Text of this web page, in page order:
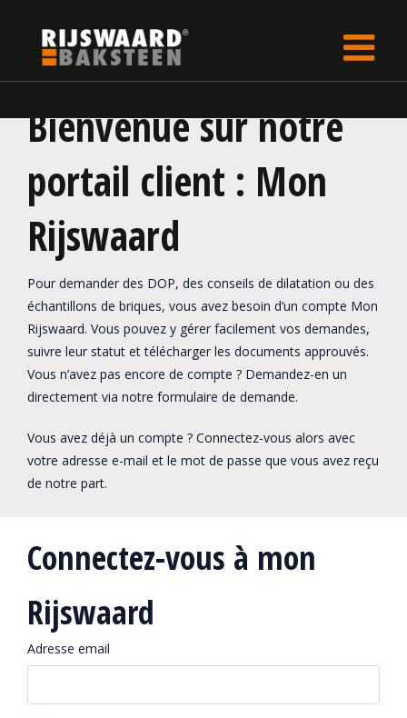
Bienvenue sur notre
portail client : Mon
Rijswaard
Pour demander des DOP, des conseils de dilatation ou des
échantillons de briques, vous avez besoin d’un compte Mon
Rijswaard. Vous pouvez y gérer facilement vos demandes,
suivre leur statut et télécharger les documents approuvés.
Vous n’avez pas encore de compte ? Demandez-en un
directement via notre formulaire de demande.
Vous avez déjà un compte ? Connectez-vous alors avec
votre adresse e-mail et le mot de passe que vous avez reçu
de notre part.
Connectez-vous à mon
Rijswaard
Adresse email